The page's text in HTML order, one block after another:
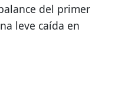
del primer
leve caída en